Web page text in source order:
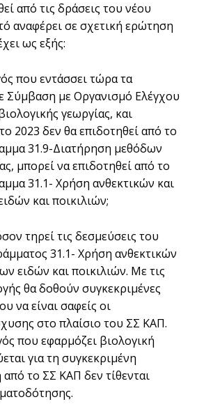
από τις δράσεις του νέου
αναφέρει σε σχετική ερώτηση
ως εξής:
που εντάσσει τώρα τα
Σύμβαση με Οργανισμό Ελέγχου
γεωργίας, και
2023 δεν θα επιδοτηθεί από το
31.9-Διατήρηση μεθόδων
μπορεί να επιδοτηθεί από το
31.1- Χρήση ανθεκτικών και
και ποικιλιών;
τηρεί τις δεσμεύσεις του
31.1- Χρήση ανθεκτικών
ειδών και ποικιλιών. Με τις
θα δοθούν συγκεκριμένες
να είναι σαφείς οι
στο πλαίσιο του ΣΣ ΚΑΠ.
που εφαρμόζει βιολογική
για τη συγκεκριμένη
το ΣΣ ΚΑΠ δεν τίθενται